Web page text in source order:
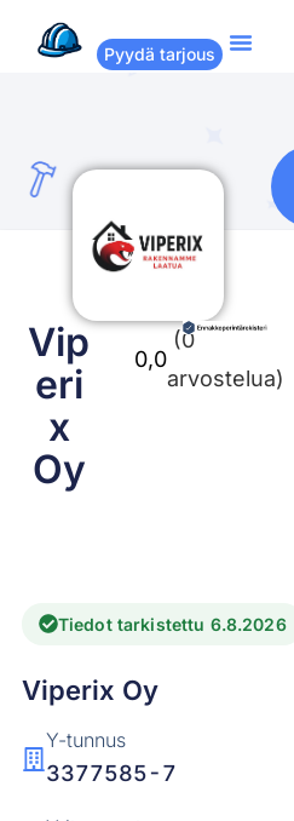
Pyydä tarjous
Vip
eri
x
Oy
0,0
(0
arvostelua)
Tiedot tarkistettu 6.8.2026
Viperix Oy
Y-tunnus
3377585-7